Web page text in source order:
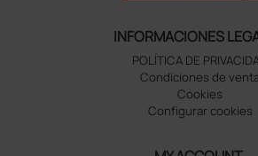
INFORMACIONES
POLÍTICA DE
Condiciones de
Cookies
Configurar cookies